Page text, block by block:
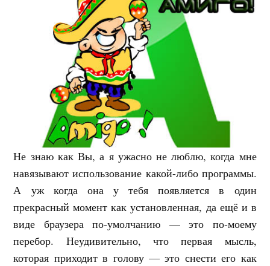
Не знаю как Вы, а я ужасно не люблю, когда мне
навязывают использование какой-либо программы.
А уж когда она у тебя появляется в один
прекрасный момент как установленная, да ещё и в
виде браузера по-умолчанию — это по-моему
перебор. Неудивительно, что первая мысль,
которая приходит в голову — это снести его как